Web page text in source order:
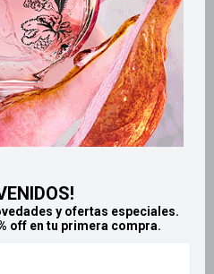
y ofertas especiales.
off en tu primera compra.
$ 657